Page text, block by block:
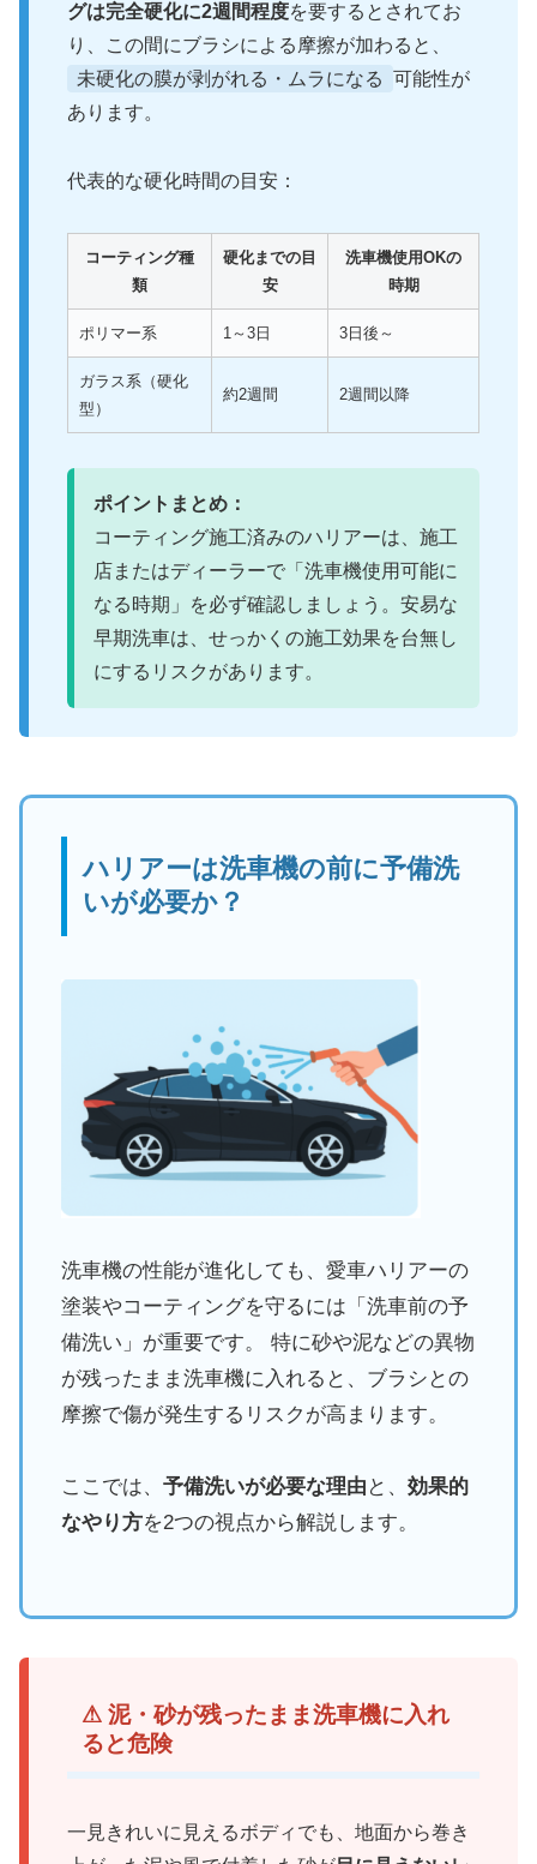
グは完全硬化に2週間程度を要するとされてお
り、この間にブラシによる摩擦が加わると、
未硬化の膜が剥がれる・ムラになる 可能性が
あります。
代表的な硬化時間の目安：
コーティング種
類
硬化までの目
安
洗車機使用OKの
時期
ポリマー系 1～3日 3日後～
ガラス系（硬化
型）
約2週間 2週間以降
ポイントまとめ：
コーティング施工済みのハリアーは、施工
店またはディーラーで「洗車機使用可能に
なる時期」を必ず確認しましょう。安易な
早期洗車は、せっかくの施工効果を台無し
にするリスクがあります。
ハリアーは洗車機の前に予備洗
いが必要か？
洗車機の性能が進化しても、愛車ハリアーの
塗装やコーティングを守るには「洗車前の予
備洗い」が重要です。 特に砂や泥などの異物
が残ったまま洗車機に入れると、ブラシとの
摩擦で傷が発生するリスクが高まります。
ここでは、 予備洗いが必要な理由 と、 効果的
なやり方を2つの視点から解説します。
⚠ 泥・砂が残ったまま洗車機に入れ
ると危険
一見きれいに見えるボディでも、地面から巻き